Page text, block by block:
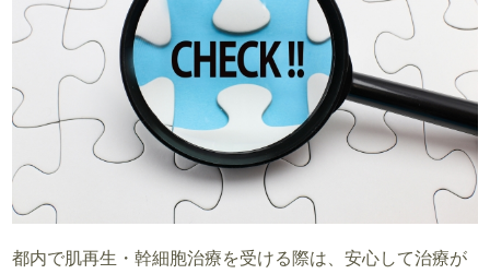
都内で肌再生・幹細胞治療を受ける際は、安心して治療が